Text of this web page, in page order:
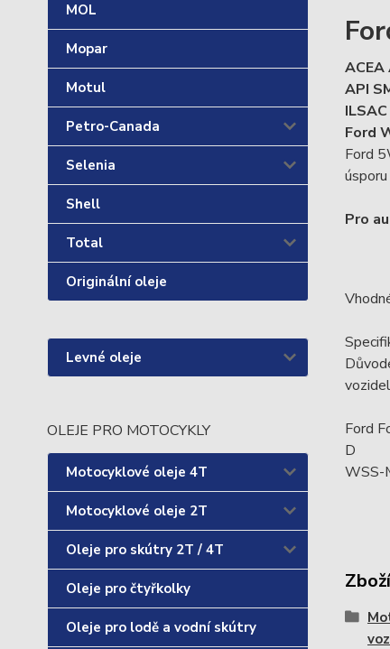
MOL
Mopar
Motul
Petro-Canada
Selenia
Shell
Total
Originální oleje
Levné oleje
OLEJE PRO MOTOCYKLY
Motocyklové oleje 4T
Motocyklové oleje 2T
Oleje pro skútry 2T / 4T
Oleje pro čtyřkolky
Oleje pro lodě a vodní skútry
ACEA
API
Ford
Ford
Pro
Ford
D
WSS-